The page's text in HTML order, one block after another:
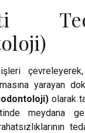
yarayan
olarak
meydana